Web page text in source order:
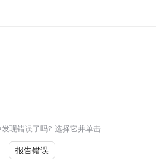
现错误了吗? 选择它并单击
报告错误